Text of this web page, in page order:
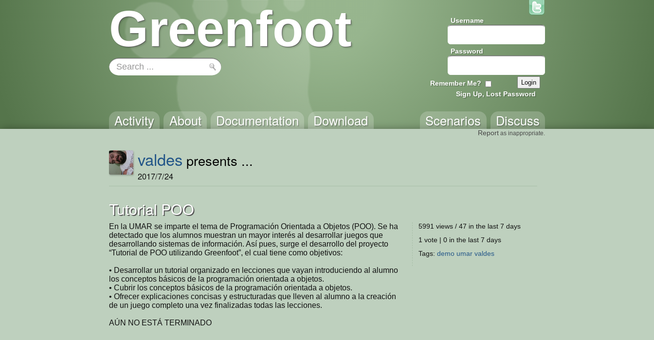
Greenfoot Username
Password
Remember Me?
Sign Up, Lost Password
Activity About Documentation Download Discuss
Scenarios
Report as inappropriate.
valdes presents ...
2017/7/24
Tutorial POO
En la UMAR se imparte el tema de Programación Orientada a Objetos (POO). Se ha
detectado que los alumnos muestran un mayor interés al desarrollar juegos que
desarrollando sistemas de información. Así pues, surge el desarrollo del proyecto
“Tutorial de POO utilizando Greenfoot”, el cual tiene como objetivos:
• Desarrollar un tutorial organizado en lecciones que vayan introduciendo al alumno
los conceptos básicos de la programación orientada a objetos.
• Cubrir los conceptos básicos de la programación orientada a objetos.
• Ofrecer explicaciones concisas y estructuradas que lleven al alumno a la creación
de un juego completo una vez finalizadas todas las lecciones.
AÚN NO ESTÁ TERMINADO
5991 views / 47 in the last 7 days
1 vote | 0 in the last 7 days
Tags: demo umar valdes